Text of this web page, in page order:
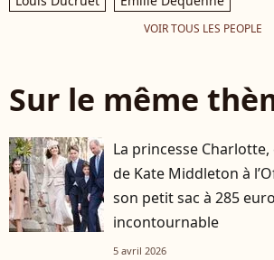
VOIR TOUS LES PEOPLE
Sur le même
La princesse
de Kate Middleton à
son petit sac à 285
incontournable
5 avril 2026